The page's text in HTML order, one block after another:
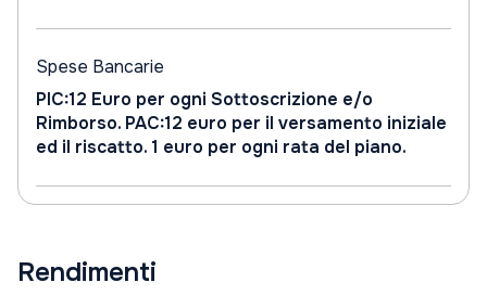
Spese Bancarie
PIC:12 Euro per ogni Sottoscrizione e/o
Rimborso. PAC:12 euro per il versamento iniziale
ed il riscatto. 1 euro per ogni rata del piano.
Rendimenti